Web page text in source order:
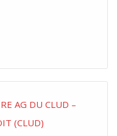
AG DU CLUD –
(CLUD)